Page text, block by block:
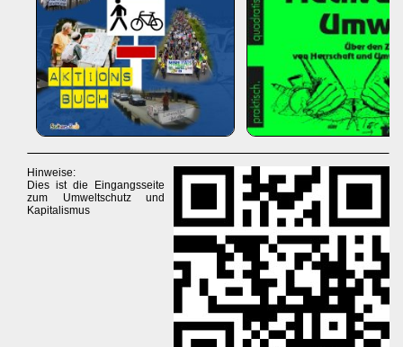
Hinweise:
Dies ist die Eingangsseite
zum Umweltschutz und
Kapitalismus